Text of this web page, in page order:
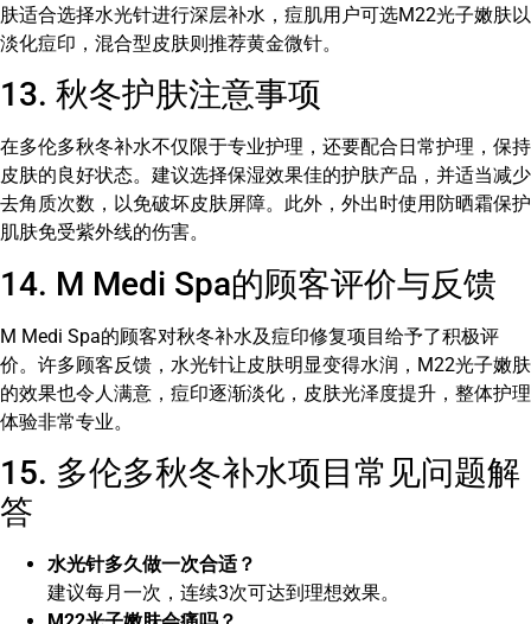
肤适合选择水光针进行深层补水，痘肌用户可选M22光子嫩肤以
淡化痘印，混合型皮肤则推荐黄金微针。
13. 秋冬护肤注意事项
在多伦多秋冬补水不仅限于专业护理，还要配合日常护理，保持
皮肤的良好状态。建议选择保湿效果佳的护肤产品，并适当减少
去角质次数，以免破坏皮肤屏障。此外，外出时使用防晒霜保护
肌肤免受紫外线的伤害。
14. M Medi Spa的顾客评价与反馈
M Medi Spa的顾客对秋冬补水及痘印修复项目给予了积极评
价。许多顾客反馈，水光针让皮肤明显变得水润，M22光子嫩肤
的效果也令人满意，痘印逐渐淡化，皮肤光泽度提升，整体护理
体验非常专业。
15. 多伦多秋冬补水项目常见问题解
答
水光针多久做一次合适？
建议每月一次，连续3次可达到理想效果。